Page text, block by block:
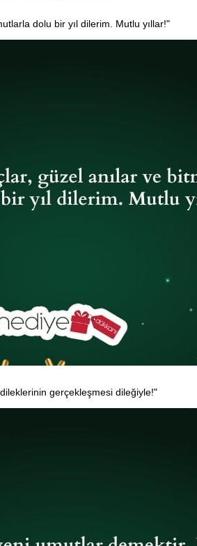
dolu bir yıl dilerim. Mutlu yıllar!"
gerçekleşmesi dileğiyle!"